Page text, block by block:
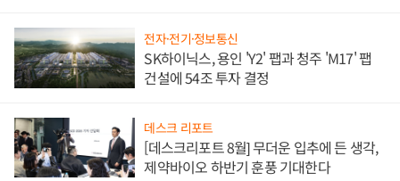
전자·전기·정보통신
SK하이닉스, 용인 'Y2' 팹과 청주 'M17' 팹
건설에 54조 투자 결정
데스크 리포트
[데스크리포트 8월] 무더운 입추에 든 생각,
제약바이오 하반기 훈풍 기대한다